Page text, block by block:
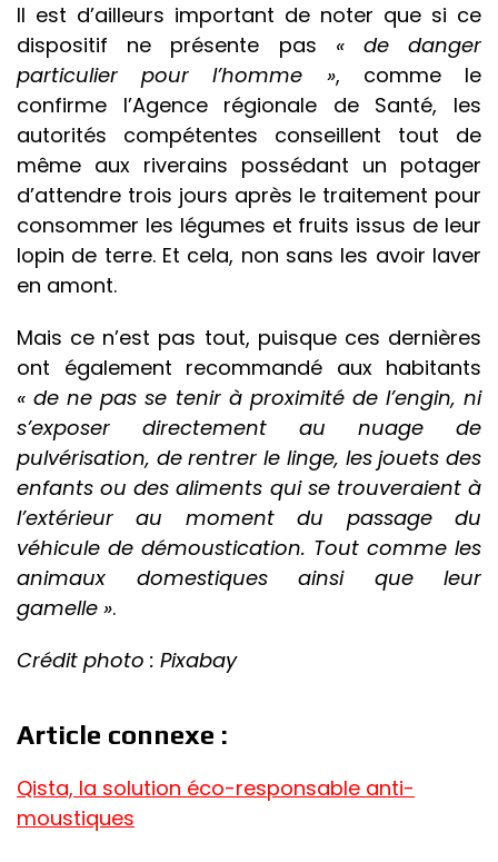
Il est d’ailleurs important de noter que si ce
dispositif ne présente pas « de danger
particulier pour l’homme », comme le
confirme l’Agence régionale de Santé, les
autorités compétentes conseillent tout de
même aux riverains possédant un potager
d’attendre trois jours après le traitement pour
consommer les légumes et fruits issus de leur
lopin de terre. Et cela, non sans les avoir laver
en amont.
Mais ce n’est pas tout, puisque ces dernières
ont également recommandé aux habitants
« de ne pas se tenir à proximité de l’engin, ni
s’exposer directement au nuage de
pulvérisation, de rentrer le linge, les jouets des
enfants ou des aliments qui se trouveraient à
l’extérieur au moment du passage du
véhicule de démoustication. Tout comme les
animaux domestiques ainsi que leur
gamelle ».
Crédit photo : Pixabay
Article connexe :
Qista, la solution éco-responsable anti-
moustiques